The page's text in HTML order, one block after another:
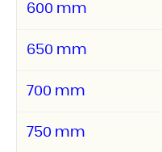
600 mm
650 mm
700 mm
750 mm